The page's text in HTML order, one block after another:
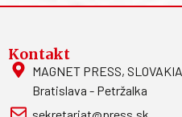
Kontakt
MAGNET PRESS,
Bratislava - Petržalka